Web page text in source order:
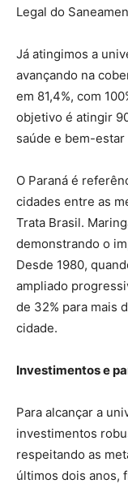
Legal do
Já atingimos a
avançando na
em 81,4%, com
objetivo é atingir
saúde e bem-estar
O Paraná é
cidades entre as
Trata Brasil.
demonstrando o
Desde 1980,
ampliado
de 32% para mais
cidade.
Investimentos e
Para alcançar a
investimentos
respeitando as
últimos dois anos,